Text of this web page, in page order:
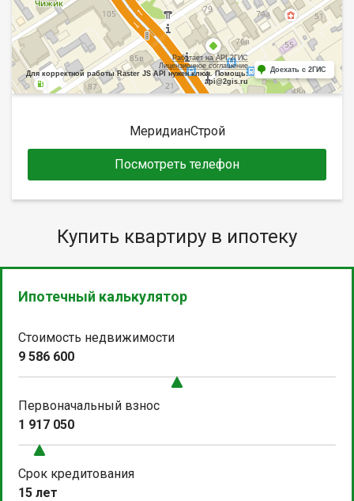
Работает на API 2ГИС
Лицензионное соглашение
Для корректной работы Raster JS API нужен ключ. Помощь:
api@2gis.ru
Доехать с 2ГИС
МеридианСтрой
Посмотреть телефон
Купить квартиру в ипотеку
Ипотечный калькулятор
Стоимость недвижимости
9 586 600
Первоначальный взнос
1 917 050
Срок кредитования
15 лет